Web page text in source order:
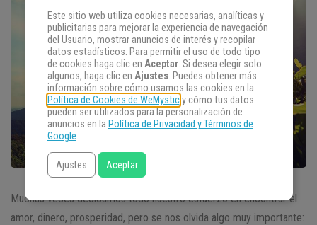
Muchas veces dedicamos todo nuestro esfuerzo en encontrar el
amor, dinero, prosperidad, pero se nos olvida algo muy importante:
Este sitio web utiliza cookies necesarias, analíticas y
publicitarias para mejorar la experiencia de navegación
del Usuario, mostrar anuncios de interés y recopilar
datos estadísticos. Para permitir el uso de todo tipo
de cookies haga clic en Aceptar. Si desea elegir solo
algunos, haga clic en Ajustes. Puedes obtener más
información sobre cómo usamos las cookies en la
Política de Cookies de WeMysticy cómo tus datos
pueden ser utilizados para la personalización de
anuncios en la Política de Privacidad y Términos de
Google.
Ajustes Aceptar